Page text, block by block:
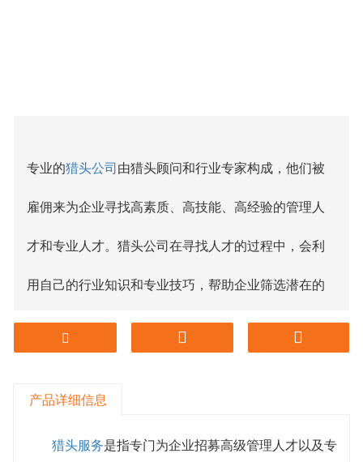
专业的猎头公司 由猎头顾问和行业专家构成，他们被
雇佣来为企业寻找高素质、高技能、高经验的管理人
才和专业人才。猎头公司在寻找人才的过程中，会利
用自己的行业知识和专业技巧，帮助企业筛选潜在的
候选人，同时帮助企业在人才竞争激烈的市场中保持
猎头公司在招募人才的过程中，需要具备以下能力：
熟悉行业：猎头公司需要熟悉客户企业所在的行业，
产品详细信息
猎头服务是指专门为企业招募高级管理人才以及专